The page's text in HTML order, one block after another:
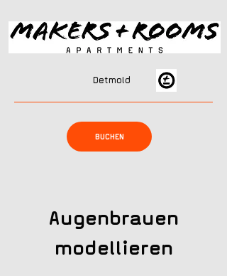
Detmold
BUCHEN
Augenbrauen
modellieren